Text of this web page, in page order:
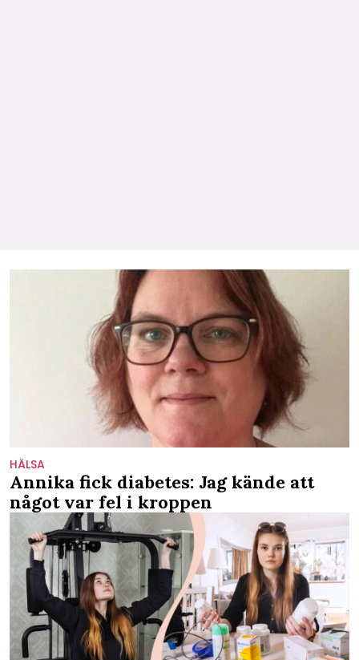
HÄLSA
Annika fick diabetes: Jag kände att
något var fel i kroppen